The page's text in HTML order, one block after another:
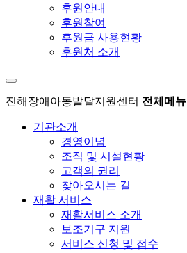
후원안내
후원참여
후원금 사용현황
후원처 소개
진해장애아동발달지원센터 전체메뉴
기관소개
경영이념
조직 및 시설현황
고객의 권리
찾아오시는 길
재활 서비스
재활서비스 소개
보조기구 지원
서비스 신청 및 접수